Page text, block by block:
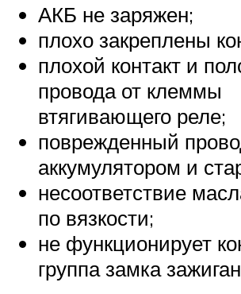
АКБ не заряжен;
плохо закреплены
плохой контакт и
провода от клеммы
втягивающего реле;
поврежденный
аккумулятором и
несоответствие
по вязкости;
не функционирует
группа замка